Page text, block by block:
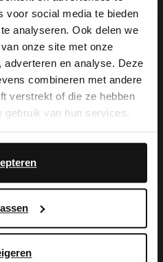
voor social media te bieden
analyseren. Ook delen we
onze site met onze
en analyse. Deze
combineren met andere
verstrekt of die ze hebben
gebruik van hun services.
Schwarze Veloursleder-Loafer
119.99
×
in English?
isn't Dutch. Would